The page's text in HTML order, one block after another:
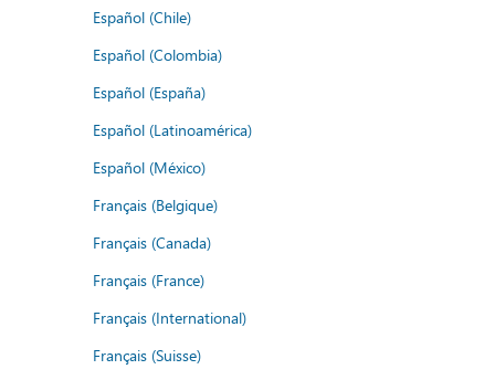
Español (Chile)
Español (Colombia)
Español (España)
Español (Latinoamérica)
Español (México)
Français (Belgique)
Français (Canada)
Français (France)
Français (International)
Français (Suisse)